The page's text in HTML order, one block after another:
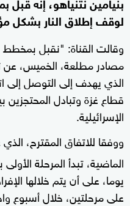
لوقف إطلاق النار بشكل
وقالت القناة: "نقبل
مصادر مطلعة، الخميس، عن
الذي يهدف إلى التوصل إلى
قطاع غزة وتبادل
الإسرائيلية.
ووفقا للاتفاق المقترح،
على مرحلتين، خلال أسبوع